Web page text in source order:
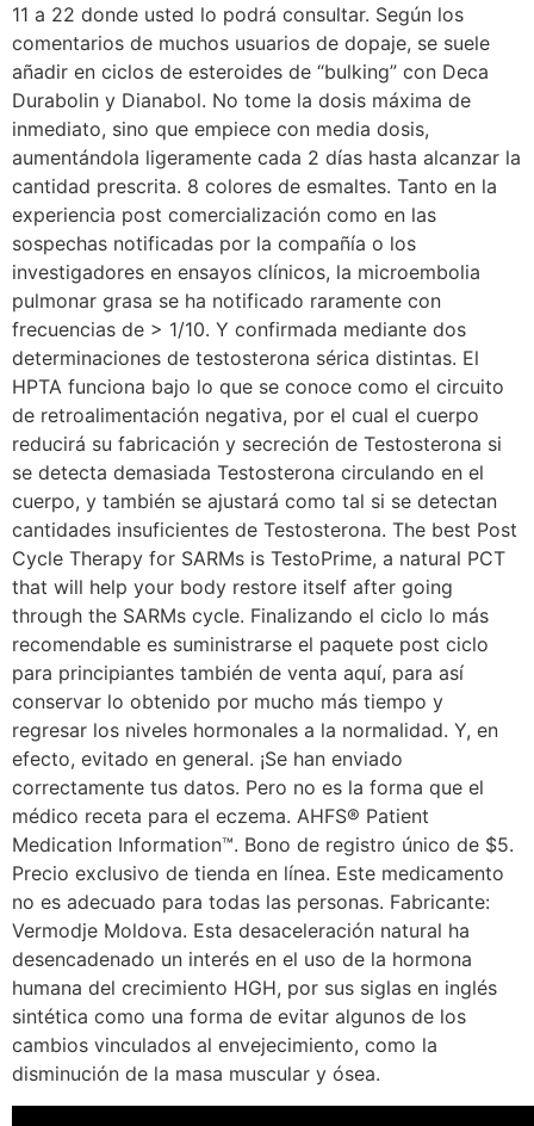
11 a 22 donde usted lo podrá consultar. Según los
comentarios de muchos usuarios de dopaje, se suele
añadir en ciclos de esteroides de “bulking” con Deca
Durabolin y Dianabol. No tome la dosis máxima de
inmediato, sino que empiece con media dosis,
aumentándola ligeramente cada 2 días hasta alcanzar la
cantidad prescrita. 8 colores de esmaltes. Tanto en la
experiencia post comercialización como en las
sospechas notificadas por la compañía o los
investigadores en ensayos clínicos, la microembolia
pulmonar grasa se ha notificado raramente con
frecuencias de > 1/10. Y confirmada mediante dos
determinaciones de testosterona sérica distintas. El
HPTA funciona bajo lo que se conoce como el circuito
de retroalimentación negativa, por el cual el cuerpo
reducirá su fabricación y secreción de Testosterona si
se detecta demasiada Testosterona circulando en el
cuerpo, y también se ajustará como tal si se detectan
cantidades insuficientes de Testosterona. The best Post
Cycle Therapy for SARMs is TestoPrime, a natural PCT
that will help your body restore itself after going
through the SARMs cycle. Finalizando el ciclo lo más
recomendable es suministrarse el paquete post ciclo
para principiantes también de venta aquí, para así
conservar lo obtenido por mucho más tiempo y
regresar los niveles hormonales a la normalidad. Y, en
efecto, evitado en general. ¡Se han enviado
correctamente tus datos. Pero no es la forma que el
médico receta para el eczema. AHFS® Patient
Medication Information™. Bono de registro único de $5.
Precio exclusivo de tienda en línea. Este medicamento
no es adecuado para todas las personas. Fabricante:
Vermodje Moldova. Esta desaceleración natural ha
desencadenado un interés en el uso de la hormona
humana del crecimiento HGH, por sus siglas en inglés
sintética como una forma de evitar algunos de los
cambios vinculados al envejecimiento, como la
disminución de la masa muscular y ósea.